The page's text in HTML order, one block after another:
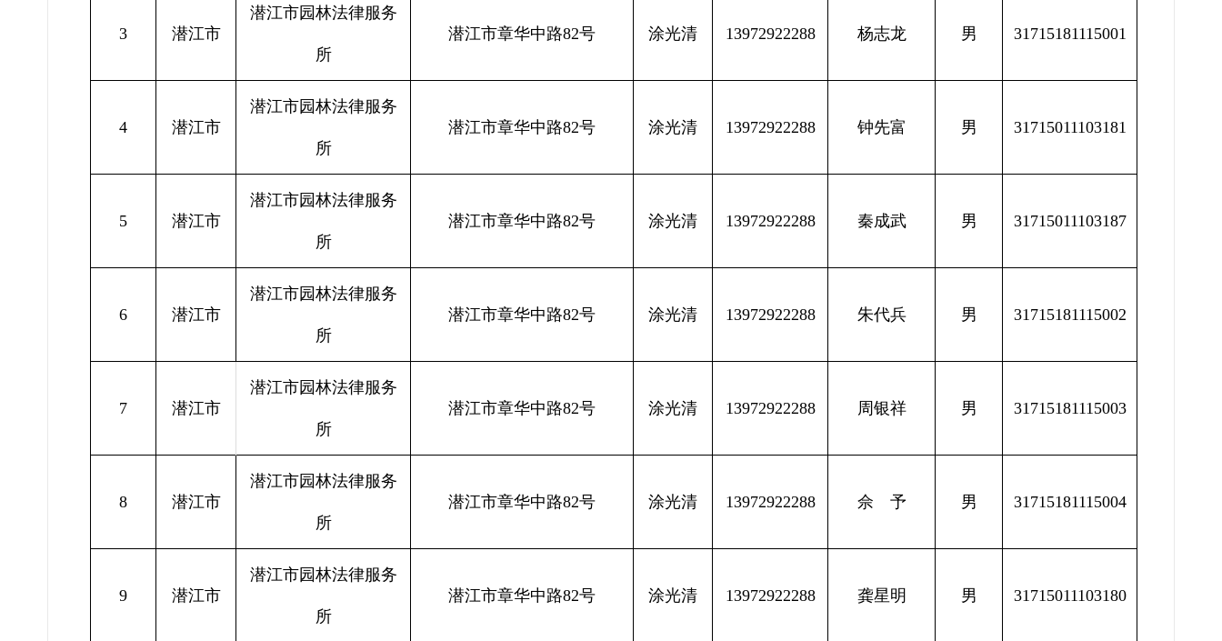
3 潜江市
潜江市园林法律服务
所
潜江市章华中路82号 涂光清 13972922288 杨志龙 男 31715181115001
4 潜江市
潜江市园林法律服务
所
潜江市章华中路82号 涂光清 13972922288 钟先富 男 31715011103181
5 潜江市
潜江市园林法律服务
所
潜江市章华中路82号 涂光清 13972922288 秦成武 男 31715011103187
6 潜江市
潜江市园林法律服务
所
潜江市章华中路82号 涂光清 13972922288 朱代兵 男 31715181115002
7 潜江市
潜江市园林法律服务
所
潜江市章华中路82号 涂光清 13972922288 周银祥 男 31715181115003
8 潜江市
潜江市园林法律服务
所
潜江市章华中路82号 涂光清 13972922288 佘 予 男 31715181115004
9 潜江市
潜江市园林法律服务
所
潜江市章华中路82号 涂光清 13972922288 龚星明 男 31715011103180